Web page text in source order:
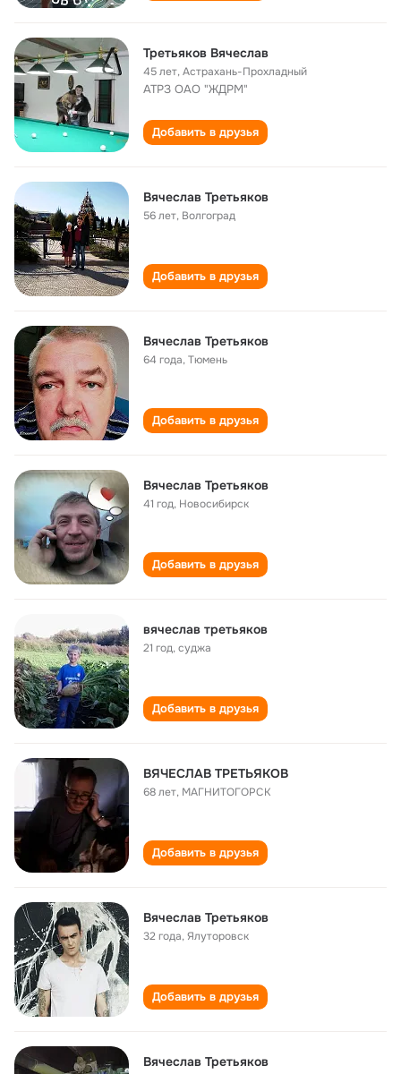
Третьяков Вячеслав
45 лет,Астрахань-Прохладный
АТРЗ ОАО "ЖДРМ"
Добавить в друзья
Вячеслав Третьяков
56 лет, Волгоград
Добавить в друзья
Вячеслав Третьяков
64 года,Тюмень
Добавить в друзья
Вячеслав Третьяков
41 год, Новосибирск
Добавить в друзья
вячеслав третьяков
21 год,суджа
Добавить в друзья
ВЯЧЕСЛАВ ТРЕТЬЯКОВ
68 лет, МАГНИТОГОРСК
Добавить в друзья
Вячеслав Третьяков
32 года,Ялуторовск
Добавить в друзья
Вячеслав Третьяков